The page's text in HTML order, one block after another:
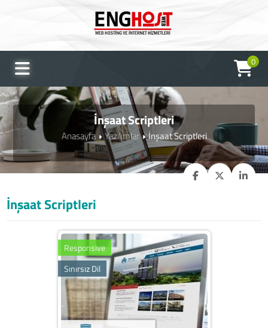
0
İnşaat Scriptleri
Anasayfa Yazılımlar İnşaat Scriptleri
İnşaat Scriptleri
Responsive
Sınırsız Dil